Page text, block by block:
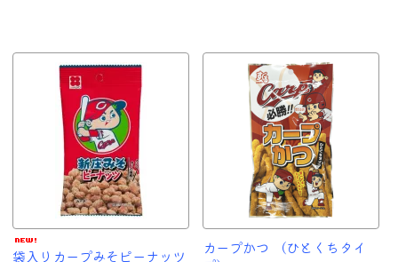
袋入りカープみそピーナッツ
カープかつ （ひとくちタイ